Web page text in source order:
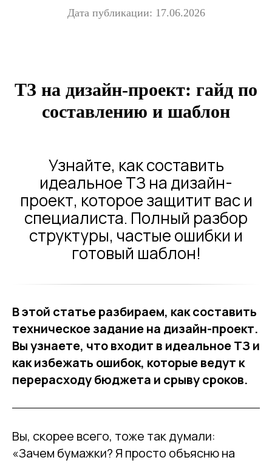
Дата публикации: 17.06.2026
ТЗ на дизайн-проект: гайд по
составлению и шаблон
Узнайте, как составить
идеальное ТЗ на дизайн-
проект, которое защитит вас и
специалиста. Полный разбор
структуры, частые ошибки и
готовый шаблон!
В этой статье разбираем, как составить
техническое задание на дизайн-проект.
Вы узнаете, что входит в идеальное ТЗ и
как избежать ошибок, которые ведут к
перерасходу бюджета и срыву сроков.
Вы, скорее всего, тоже так думали:
«Зачем бумажки? Я просто объясню на